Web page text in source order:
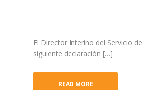
El Director Interino del Servicio
siguiente declaración […]
READ MORE